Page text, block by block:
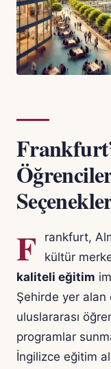
F
rankfurt,
kültür
kaliteli eğitim
Şehirde yer alan
uluslararası
programlar
İngilizce eğitim